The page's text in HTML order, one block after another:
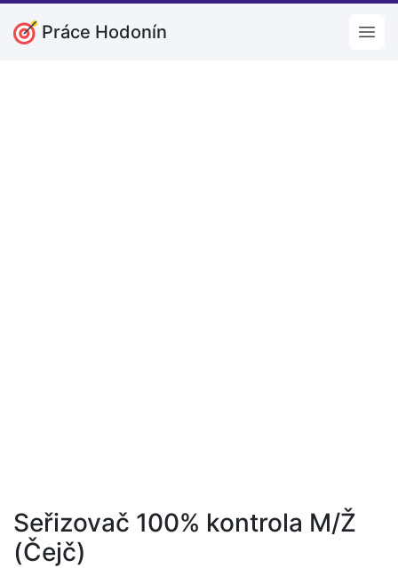
Práce Hodonín
Seřizovač 100% kontrola M/Ž
(Čejč)